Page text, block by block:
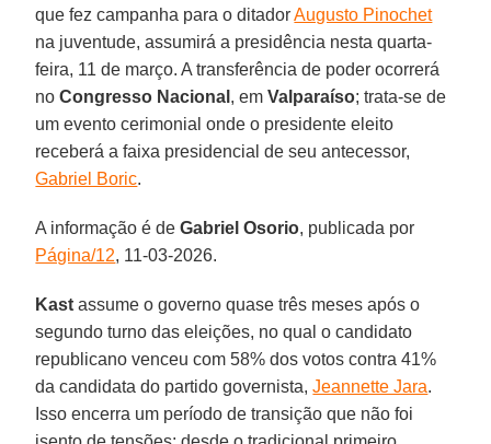
que fez campanha para o ditadorAugusto Pinochet
na juventude, assumirá a presidência nesta quarta-
feira, 11 de março. A transferência de poder ocorrerá
noCongresso Nacional , emValparaíso; trata-se de
um evento cerimonial onde o presidente eleito
receberá a faixa presidencial de seu antecessor,
Gabriel Boric.
A informação é deGabriel Osorio, publicada por
Página/12, 11-03-2026.
Kast assume o governo quase três meses após o
segundo turno das eleições, no qual o candidato
republicano venceu com 58% dos votos contra 41%
da candidata do partido governista,Jeannette Jara.
Isso encerra um período de transição que não foi